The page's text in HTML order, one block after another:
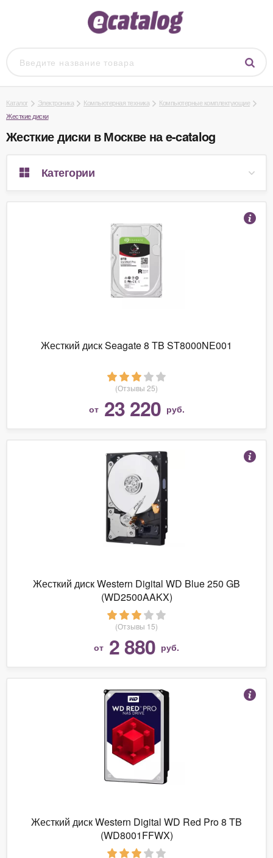
Каталог Электроника Компьютерная техника
Компьютерные комплектующие
Жесткие диски
Жесткие диски в Москве на e-catalog
Категории
Жесткий диск Seagate 8 TB ST8000NE001
(Отзывы 25)
от 23 220 руб.
Жесткий диск Western Digital WD Blue 250 GB
(WD2500AAKX)
(Отзывы 15)
от 2 880 руб.
Жесткий диск Western Digital WD Red Pro 8 TB
(WD8001FFWX)